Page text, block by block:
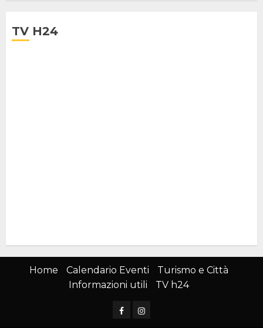
TV H24
Home Calendario Eventi
Turismo e Città
Informazioni utili
TV h24
FacebookInstagram